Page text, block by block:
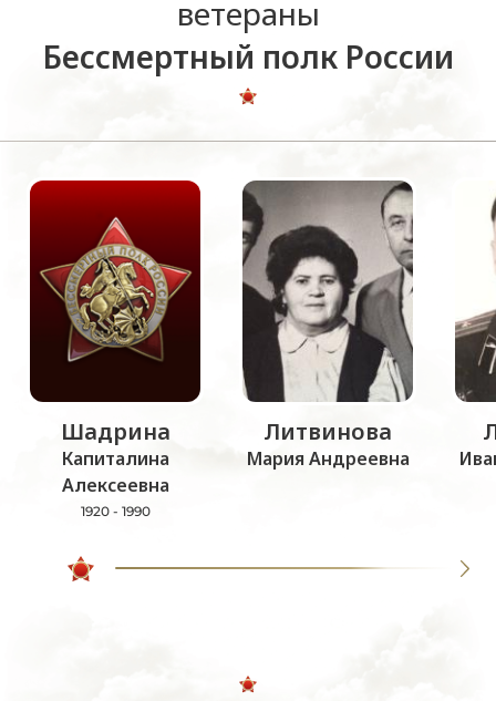
ветераны
Бессмертный полк России
Шадрина
Капиталина
Алексеевна
1920 - 1990
Литвинова
Мария Андреевна